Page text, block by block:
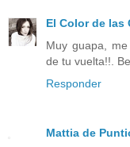
El Color de las
Muy guapa,
de tu vuelta!!.
Responder
Mattia de